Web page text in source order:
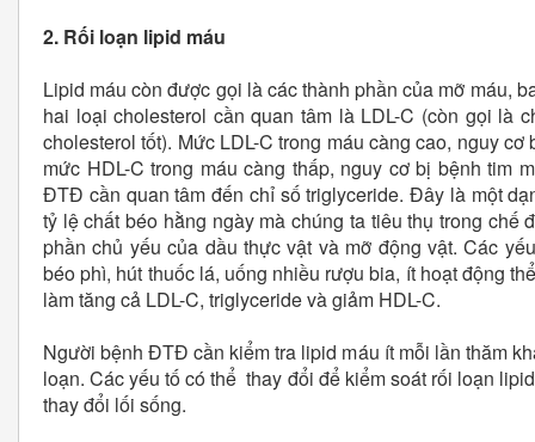
2. Rối loạn lipid máu
Lipid máu còn được gọi là các thành phần của mỡ máu,
hai loại cholesterol cần quan tâm là LDL-C (còn gọi là
cholesterol tốt). Mức LDL-C trong máu càng cao, nguy
mức HDL-C trong máu càng thấp, nguy cơ bị bệnh tim
ĐTĐ cần quan tâm đến chỉ số triglyceride. Đây là một
tỷ lệ chất béo hằng ngày mà chúng ta tiêu thụ trong chế
phần chủ yếu của dầu thực vật và mỡ động vật. Các
béo phì, hút thuốc lá, uống nhiều rượu bia, ít hoạt động
làm tăng cả LDL-C, triglyceride và giảm HDL-C.
Người bệnh ĐTĐ cần kiểm tra lipid máu ít mỗi lần thăm
loạn. Các yếu tố có thể thay đổi để kiểm soát rối loạn
thay đổi lối sống.